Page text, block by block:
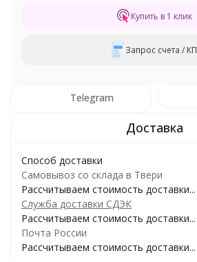
Купить в 1 клик
Запрос счета / КП
Telegram
Способ доставки
Самовывоз со склада в Твери
Рассчитываем стоимость доставки...
Служба доставки СДЭК
Рассчитываем стоимость доставки...
Почта России
Рассчитываем стоимость доставки...